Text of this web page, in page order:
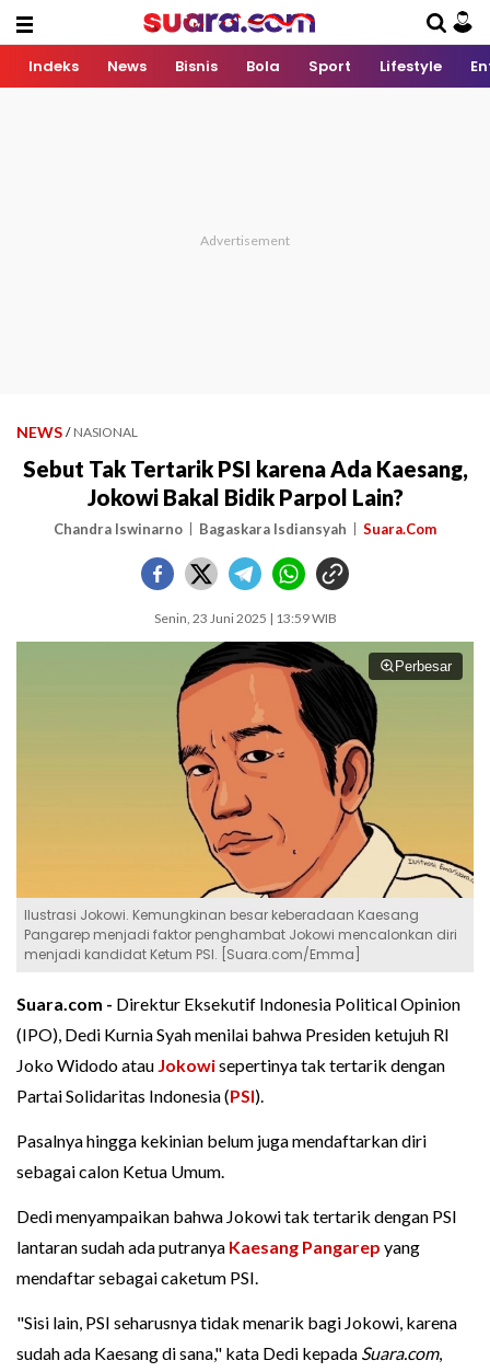
Indeks News Bisnis Bola Sport Lifestyle
NEWS / NASIONAL
Sebut Tak Tertarik PSI karena Ada Kaesang,
Jokowi Bakal Bidik Parpol Lain?
Chandra Iswinarno Bagaskara Isdiansyah Suara.Com
Senin, 23 Juni 2025 | 13:59 WIB
Perbesar
Ilustrasi Jokowi. Kemungkinan besar keberadaan Kaesang
Pangarep menjadi faktor penghambat Jokowi mencalonkan diri
menjadi kandidat Ketum PSI. [Suara.com/Emma]
Suara.com - Direktur Eksekutif Indonesia Political Opinion
(IPO), Dedi Kurnia Syah menilai bahwa Presiden ketujuh RI
Joko Widodo atau Jokowisepertinya tak tertarik dengan
Partai Solidaritas Indonesia (PSI).
Pasalnya hingga kekinian belum juga mendaftarkan diri
sebagai calon Ketua Umum.
Dedi menyampaikan bahwa Jokowi tak tertarik dengan PSI
lantaran sudah ada putranya Kaesang Pangarep yang
mendaftar sebagai caketum PSI.
"Sisi lain, PSI seharusnya tidak menarik bagi Jokowi, karena
sudah ada Kaesang di sana," kata Dedi kepada Suara.com,